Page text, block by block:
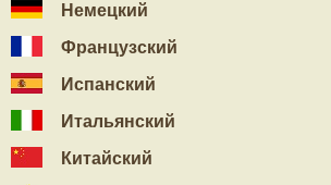
Немецкий
Французский
Испанский
Итальянский
Китайский